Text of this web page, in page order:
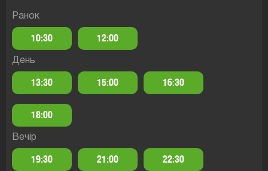
Ранок
10:30 12:00
День
13:30 15:00 16:30
18:00
Вечір
19:30 21:00 22:30